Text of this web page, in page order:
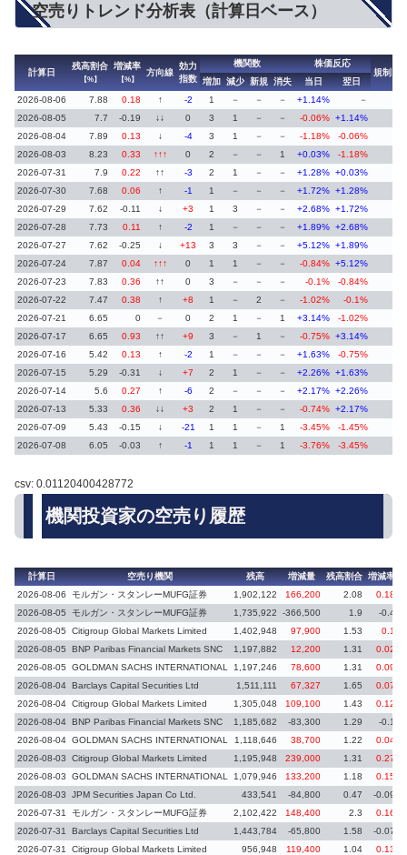
空売りトレンド分析表（計算日ベース）
計算日
残高割合
【%】
増減率
【%】
方向線
効力
指数
機関数
株価反応
規制
増加 減少 新規 消失 当日
翌日
2026-08-06
7.88 0.18 ↑ -2 1 － － － +1.14%
－
2026-08-05
7.7 -0.19 ↓↓ 0 3 1 － － -0.06% +1.14%
2026-08-04
7.89 0.13 ↓ -4 3 1 － － -1.18%
-0.06%
2026-08-03
8.23 0.33 ↑↑↑ 0 2 － － 1 +0.03%
-1.18%
2026-07-31
7.9 0.22 ↑↑ -3 2 1 － － +1.28% +0.03%
2026-07-30
7.68 0.06 ↑ -1 1 － － － +1.72% +1.28%
2026-07-29
7.62 -0.11 ↓ +3 1 3 － － +2.68% +1.72%
2026-07-28
7.73 0.11 ↑ -2 1 － － － +1.89% +2.68%
2026-07-27
7.62 -0.25 ↓ +13 3 3 － － +5.12% +1.89%
2026-07-24
7.87 0.04 ↑↑↑ 0 1 1 － － -0.84% +5.12%
2026-07-23
7.83 0.36 ↑↑ 0 3 － － － -0.1%
-0.84%
2026-07-22
7.47 0.38 ↑ +8 1 － 2 － -1.02%
-0.1%
2026-07-21
6.65 0 － 0 2 1 － 1 +3.14%
-1.02%
2026-07-17
6.65 0.93 ↑↑ +9 3 － 1 － -0.75% +3.14%
2026-07-16
5.42 0.13 ↑ -2 1 － － － +1.63%
-0.75%
2026-07-15
5.29 -0.31 ↓ +7 2 1 － － +2.26% +1.63%
2026-07-14
5.6 0.27 ↑ -6 2 － － － +2.17% +2.26%
2026-07-13
5.33 0.36 ↓↓ +3 2 1 － － -0.74% +2.17%
2026-07-09
5.43 -0.15 ↓ -21 1 1 － 1 -3.45%
-1.45%
2026-07-08
6.05 -0.03 ↑ -1 1 1 － 1 -3.76% -3.45%
csv: 0.01120400428772
機関投資家の空売り履歴
計算日 空売り機関 残高 増減量 残高割合 増減率
2026-08-06
モルガン・スタンレーMUFG証券 1,902,122 166,200 2.08
0.18
2026-08-05
モルガン・スタンレーMUFG証券 1,735,922 -366,500 1.9
-0.4
2026-08-05
Citigroup Global Markets Limited 1,402,948 97,900 1.53
0.1
2026-08-05
BNP Paribas Financial Markets SNC 1,197,882 12,200 1.31
0.02
2026-08-05
GOLDMAN SACHS INTERNATIONAL 1,197,246 78,600 1.31
0.09
2026-08-04 Barclays Capital Securities Ltd 1,511,111 67,327 1.65
0.07
2026-08-04 Citigroup Global Markets Limited 1,305,048 109,100 1.43
0.12
2026-08-04 BNP Paribas Financial Markets SNC 1,185,682 -83,300 1.29
-0.1
2026-08-04 GOLDMAN SACHS INTERNATIONAL 1,118,646 38,700 1.22
0.04
2026-08-03
Citigroup Global Markets Limited 1,195,948 239,000 1.31
0.27
2026-08-03
GOLDMAN SACHS INTERNATIONAL 1,079,946 133,200 1.18
0.15
2026-08-03
JPM Securities Japan Co Ltd. 433,541 -84,800 0.47 -0.09
2026-07-31 モルガン・スタンレーMUFG証券 2,102,422 148,400 2.3
0.16
2026-07-31
Barclays Capital Securities Ltd 1,443,784 -65,800 1.58
-0.07
2026-07-31
Citigroup Global Markets Limited 956,948 119,400 1.04
0.13